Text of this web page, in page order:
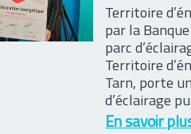
Territoire
par la
parc
Territoire
Tarn, porte
d’éclairage
En savoir